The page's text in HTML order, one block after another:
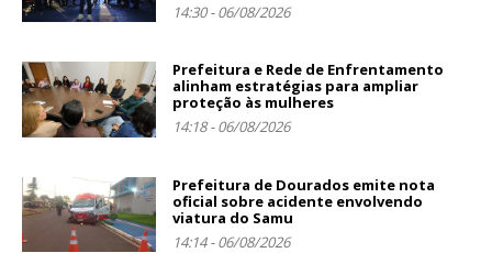
14:30 - 06/08/2026
Prefeitura e Rede de Enfrentamento
alinham estratégias para ampliar
proteção às mulheres
14:18 - 06/08/2026
Prefeitura de Dourados emite nota
oficial sobre acidente envolvendo
viatura do Samu
14:14 - 06/08/2026